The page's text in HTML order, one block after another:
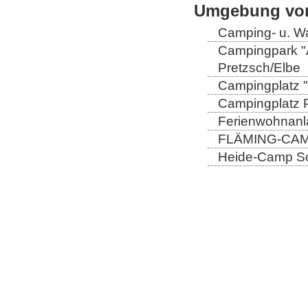
Umgebung
Camping- u.
Campingpark
Pretzsch/Elbe
Campingplatz
Campingplatz
FLÄMING-
Heide-Camp